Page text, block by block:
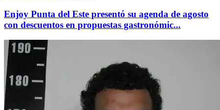
Enjoy Punta del Este presentó su agenda de agosto
con descuentos en propuestas gastronómic...